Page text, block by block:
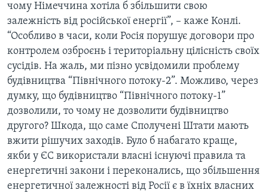
чому Німеччина хотіла б збільшити свою
залежність від російської енергії”, – каже Конлі.
“Особливо в часи, коли Росія порушує договори про
контролем озброєнь і територіальну цілісність своїх
сусідів. На жаль, ми пізно усвідомили проблему
будівництва “Північного потоку-2”. Можливо, через
думку, що будівництво “Північного потоку-1”
дозволили, то чому не дозволити будівництво
другого? Шкода, що саме Сполучені Штати мають
вжити рішучих заходів. Було б набагато краще,
якби у ЄС використали власні існуючі правила та
енергетичні закони і переконались, що збільшення
енергетичної залежності від Росії є в їхніх власних